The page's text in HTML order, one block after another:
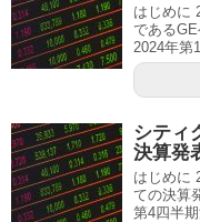
はじめに
である
2024年第
シティ
決算発
はじめに
ての決算
第4四半